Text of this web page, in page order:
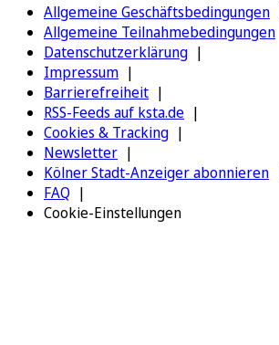
Allgemeine Geschäftsbedingungen
Allgemeine Teilnahmebedingungen
Datenschutzerklärung
Impressum
Barrierefreiheit
RSS-Feeds auf ksta.de
Cookies & Tracking
Newsletter
Kölner Stadt-Anzeiger abonnieren
FAQ
Cookie-Einstellungen